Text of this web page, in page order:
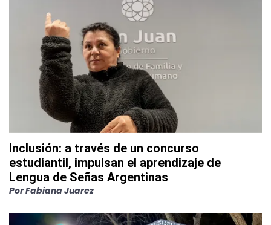
Inclusión: a través de un concurso
estudiantil, impulsan el aprendizaje de
Lengua de Señas Argentinas
PorFabiana Juarez